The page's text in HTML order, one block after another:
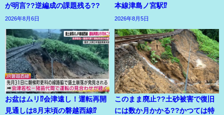
が明言??逆編成の課題残る??
2026年8月6日
本線津島ノ宮駅⁉
2026年8月5日
お盆はムリ⁉会津遠し！運転再開
見通しは8月末頃の磐越西線⁉
このまま廃止??土砂被害で復旧
には数か月かかる??かつては特